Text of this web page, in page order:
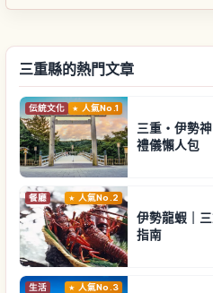
三重縣的熱門文章
伝統文化 人氣No.1
三重・伊勢
禮儀懶人包
餐廳 人氣No.2
伊勢龍蝦｜
指南
生活 人氣No.3